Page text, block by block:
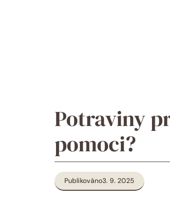
Potraviny
pomoci?
Publikováno3. 9. 2025